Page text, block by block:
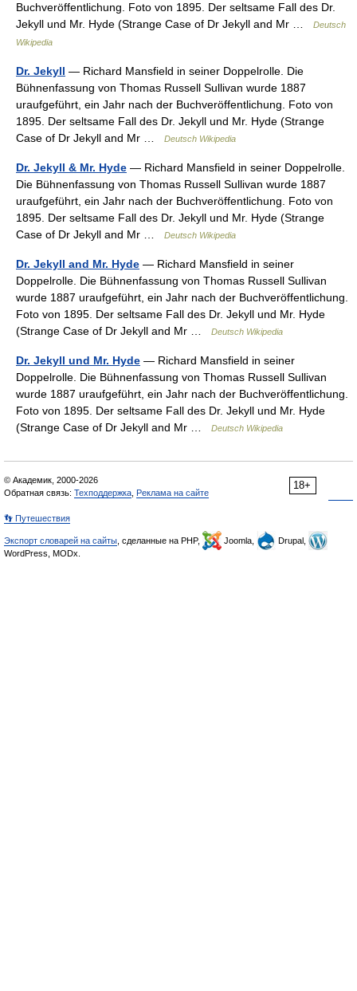
Buchveröffentlichung. Foto von 1895. Der seltsame Fall des Dr.
Jekyll und Mr. Hyde (Strange Case of Dr Jekyll and Mr …
Deutsch
Wikipedia
Dr. Jekyll — Richard Mansfield in seiner Doppelrolle. Die
Bühnenfassung von Thomas Russell Sullivan wurde 1887
uraufgeführt, ein Jahr nach der Buchveröffentlichung. Foto von
1895. Der seltsame Fall des Dr. Jekyll und Mr. Hyde (Strange
Case of Dr Jekyll and Mr …
Deutsch Wikipedia
Dr. Jekyll & Mr. Hyde — Richard Mansfield in seiner Doppelrolle.
Die Bühnenfassung von Thomas Russell Sullivan wurde 1887
uraufgeführt, ein Jahr nach der Buchveröffentlichung. Foto von
1895. Der seltsame Fall des Dr. Jekyll und Mr. Hyde (Strange
Case of Dr Jekyll and Mr …
Deutsch Wikipedia
Dr. Jekyll and Mr. Hyde — Richard Mansfield in seiner
Doppelrolle. Die Bühnenfassung von Thomas Russell Sullivan
wurde 1887 uraufgeführt, ein Jahr nach der Buchveröffentlichung.
Foto von 1895. Der seltsame Fall des Dr. Jekyll und Mr. Hyde
(Strange Case of Dr Jekyll and Mr …
Deutsch Wikipedia
Dr. Jekyll und Mr. Hyde — Richard Mansfield in seiner
Doppelrolle. Die Bühnenfassung von Thomas Russell Sullivan
wurde 1887 uraufgeführt, ein Jahr nach der Buchveröffentlichung.
Foto von 1895. Der seltsame Fall des Dr. Jekyll und Mr. Hyde
(Strange Case of Dr Jekyll and Mr …
Deutsch Wikipedia
18+
© Академик, 2000-2026
Обратная связь: Техподдержка Реклама на сайте
👣 Путешествия
Экспорт словарей на сайты , сделанные на PHP, Joomla,
Drupal,
WordPress, MODx.